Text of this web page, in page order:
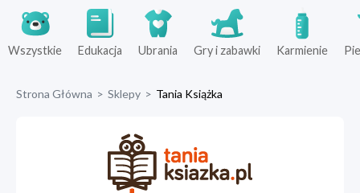
Produkty
Sklepy
Wszystkie Edukacja Ubrania Gry i zabawki Karmienie
Strona Główna > Sklepy > Tania Książka